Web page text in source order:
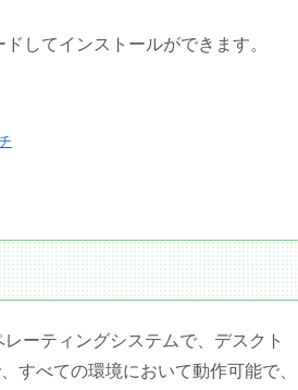
してインストールができます。
ーティングシステムで、デスクト
すべての環境において動作可能で、